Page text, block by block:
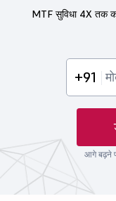
MTF सुविधा 4X तक
+91
आगे बढ़ने